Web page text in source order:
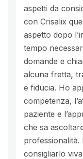
aspetti da
con Crisalix
aspetto dopo
tempo
domande e
alcuna fretta,
e fiducia. Ho
competenza,
paziente e
che sa
consigliarlo